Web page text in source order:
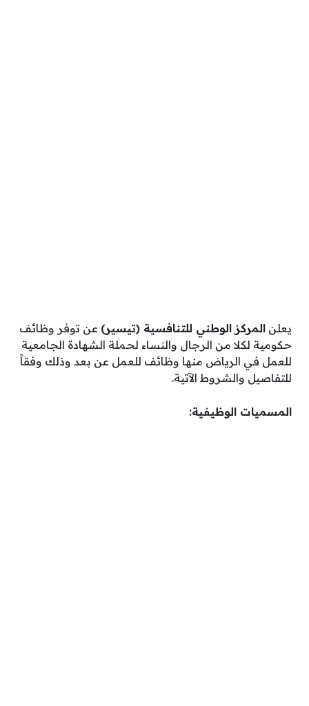
يعلن المركز الوطني للتنافسية (تيسير) عن توفر وظائف
حكومية لكلا من الرجال والنساء لحملة الشهادة الجامعية
للعمل في الرياض منها وظائف للعمل عن بعد وذلك وفقاً
للتفاصيل والشروط الآتية.
المسميات الوظيفية: